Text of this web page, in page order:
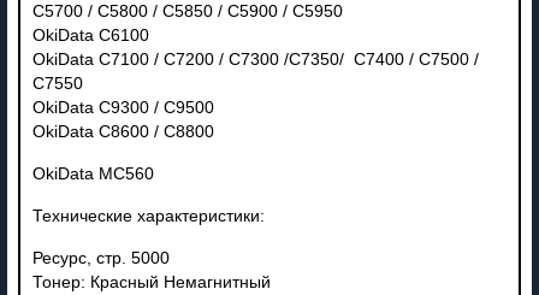
C5700 / C5800 / C5850 / C5900 / C5950
OkiData C6100
OkiData C7100 / C7200 / C7300 /C7350/ C7400 / C7500 /
C7550
OkiData C9300 / C9500
OkiData C8600 / C8800
OkiData MC560
Технические характеристики:
Ресурс, стр. 5000
Тонер: Красный Немагнитный